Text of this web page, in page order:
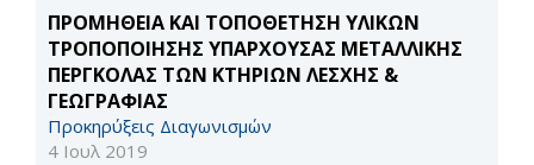
ΠΡΟΜΗΘΕΙΑ ΚΑΙ ΤΟΠΟΘΕΤΗΣΗ ΥΛΙΚΩΝ
ΤΡΟΠΟΠΟΙΗΣΗΣ ΥΠΑΡΧΟΥΣΑΣ ΜΕΤΑΛΛΙΚΗΣ
ΠΕΡΓΚΟΛΑΣ ΤΩΝ ΚΤΗΡΙΩΝ ΛΕΣΧΗΣ &
ΓΕΩΓΡΑΦΙΑΣ
Προκηρύξεις Διαγωνισμών
4 Ιουλ 2019